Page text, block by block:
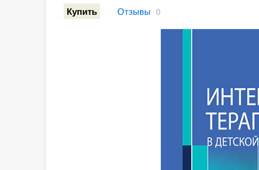
Купить Отзывы 0